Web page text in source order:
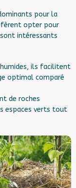
pour la
opter pour
intéressants
ils facilitent
optimal comparé
de roches
espaces verts tout